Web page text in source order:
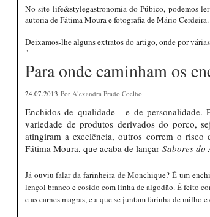
No site life&stylegastronomia do Púbico, podemos
autoria de Fátima Moura e fotografia de Mário Cerdeira.
Deixamos-lhe alguns extratos do artigo, onde por
"
Para onde caminham os
24.07.2013 Por Alexandra Prado Coelho
Enchidos de qualidade - e de personalidade.
variedade de produtos derivados do porco,
atingiram a excelência, outros correm o risco
Fátima Moura, que acaba de lançar Sabores do
Já ouviu falar da farinheira de Monchique? É um
lençol branco e cosido com linha de algodão. É feito
e as carnes magras, e a que se juntam farinha de milho